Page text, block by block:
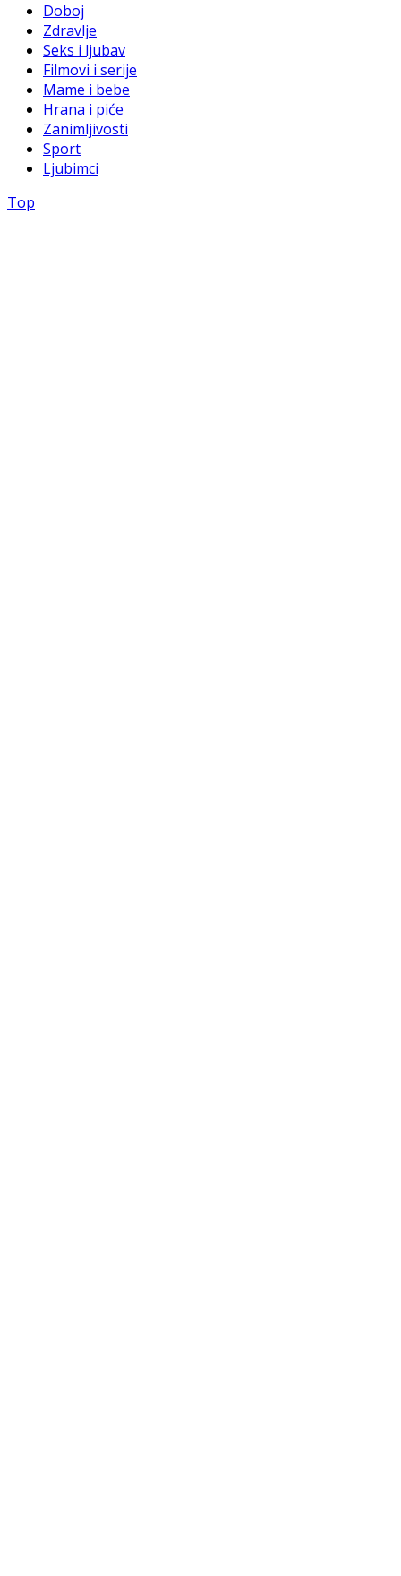
Doboj
Zdravlje
Seks i ljubav
Filmovi i serije
Mame i bebe
Hrana i piće
Zanimljivosti
Sport
Ljubimci
Top